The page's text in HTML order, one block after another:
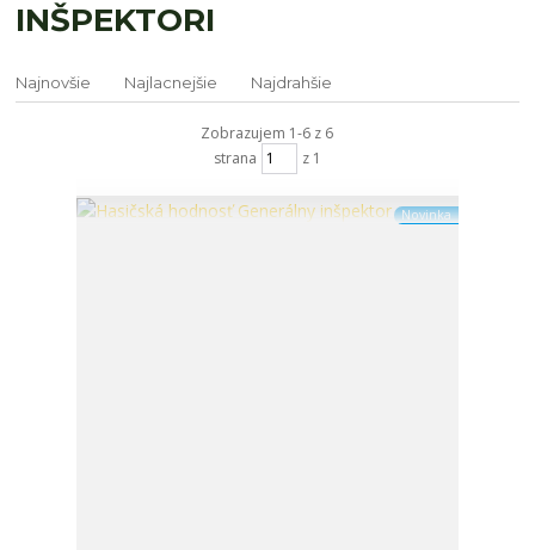
INŠPEKTORI
Najnovšie Najlacnejšie Najdrahšie
Zobrazujem 1-6 z 6
strana
z 1
Novinka